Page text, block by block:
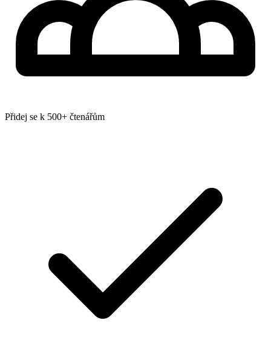
Přidej se k 500+ čtenářům